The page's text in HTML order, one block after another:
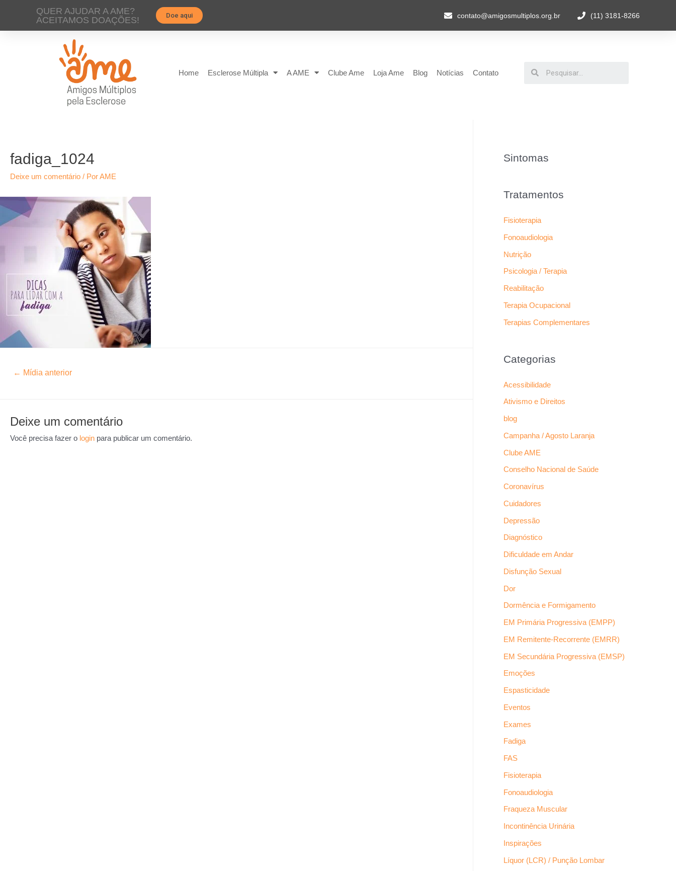
QUER AJUDAR A AME?
ACEITAMOS DOAÇÕES!
Doe aqui contato@amigosmultiplos.org.br (11) 3181-8266
Home Esclerose Múltipla A AME Clube Ame Loja Ame Blog Notícias Contato
fadiga_1024
Deixe um comentário / PorAME
← Mídia anterior
Deixe um comentário
Você precisa fazer o login para publicar um comentário.
Sintomas
Tratamentos
Fisioterapia
Fonoaudiologia
Nutrição
Psicologia / Terapia
Reabilitação
Terapia Ocupacional
Terapias Complementares
Categorias
Acessibilidade
Ativismo e Direitos
blog
Campanha / Agosto Laranja
Clube AME
Conselho Nacional de Saúde
Coronavírus
Cuidadores
Depressão
Diagnóstico
Dificuldade em Andar
Disfunção Sexual
Dor
Dormência e Formigamento
EM Primária Progressiva (EMPP)
EM Remitente-Recorrente (EMRR)
EM Secundária Progressiva (EMSP)
Emoções
Espasticidade
Eventos
Exames
Fadiga
FAS
Fisioterapia
Fonoaudiologia
Fraqueza Muscular
Incontinência Urinária
Inspirações
Líquor (LCR) / Punção Lombar